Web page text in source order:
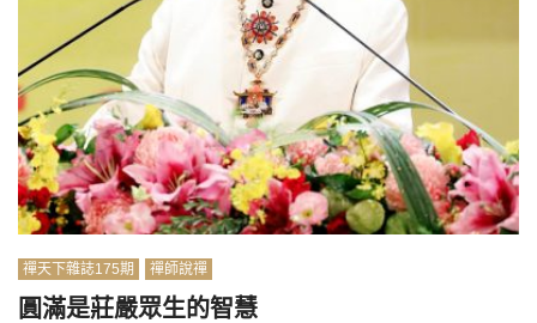
禪天下雜誌175期 禪師說禪
圓滿是莊嚴眾生的智慧